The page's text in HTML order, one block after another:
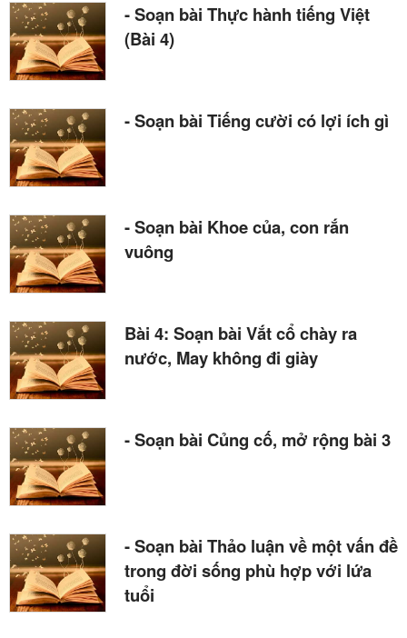
- Soạn bài Thực hành tiếng Việt
(Bài 4)
- Soạn bài Tiếng cười có lợi ích gì
- Soạn bài Khoe của, con rắn
vuông
Bài 4: Soạn bài Vắt cổ chày ra
nước, May không đi giày
- Soạn bài Củng cố, mở rộng bài 3
- Soạn bài Thảo luận về một vấn đề
trong đời sống phù hợp với lứa
tuổi